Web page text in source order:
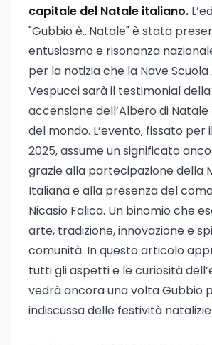
capitale del Natale italiano.
"Gubbio è…Natale" è stata
entusiasmo e risonanza
per la notizia che la Nave
Vespucci sarà il testimonial
accensione dell’Albero di
del mondo. L’evento, fissato per
2025, assume un significato
grazie alla partecipazione della
Italiana e alla presenza del
Nicasio Falica. Un binomio che
arte, tradizione, innovazione e
comunità. In questo articolo
tutti gli aspetti e le curiosità
vedrà ancora una volta Gubbio
indiscussa delle festività